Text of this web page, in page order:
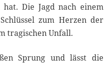
Die Jagd nach einem
zum Herzen der
tragischen Unfall.
Sprung und lässt die